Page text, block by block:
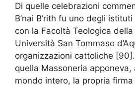
Di quelle celebrazioni
B’nai B’rith fu uno degli
con la Facoltà Teologica
Università San Tommaso
organizzazioni cattoliche
quella Massoneria
mondo intero, la propria